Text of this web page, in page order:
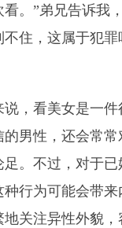
。”弟兄告诉我
住，这属于犯罪
，看美女是一
男性，还会常常
。不过，对于已
行为可能会带来
地关注异性外貌